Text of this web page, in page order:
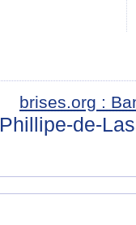
brises.org :
Phillipe-de-